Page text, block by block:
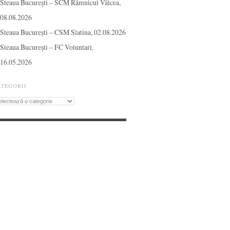
Steaua București – SCM Râmnicul Vâlcea,
08.08.2026
Steaua București – CSM Slatina, 02.08.2026
Steaua București – FC Voluntari,
16.05.2026